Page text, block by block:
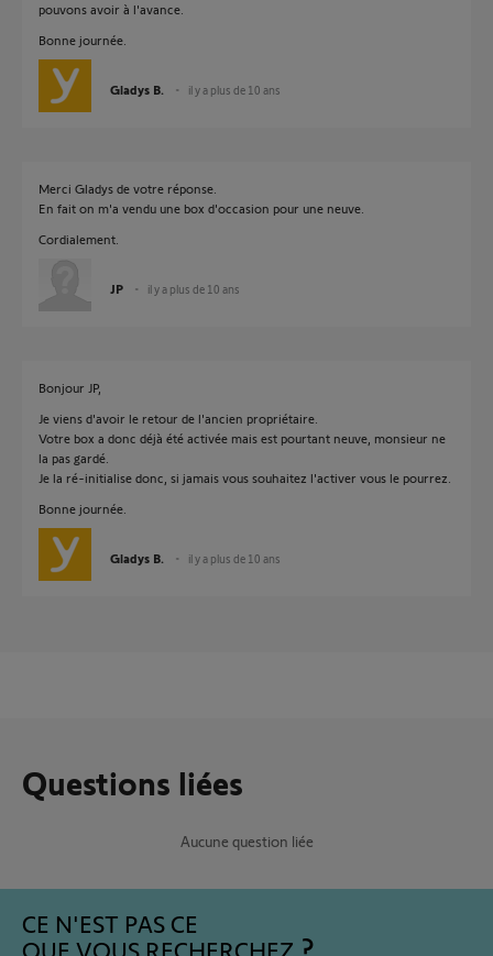
pouvons avoir à l'avance.
Bonne journée.
Gladys B. il y a plus de 10 ans
Merci Gladys de votre réponse.
En fait on m'a vendu une box d'occasion pour une neuve.
Cordialement.
JP il y a plus de 10 ans
Bonjour JP,
Je viens d'avoir le retour de l'ancien propriétaire.
Votre box a donc déjà été activée mais est pourtant neuve, monsieur ne
la pas gardé.
Je la ré-initialise donc, si jamais vous souhaitez l'activer vous le pourrez.
Bonne journée.
Gladys B. il y a plus de 10 ans
Questions liées
Aucune question liée
CE N'EST PAS CE
QUE VOUS RECHERCHEZ